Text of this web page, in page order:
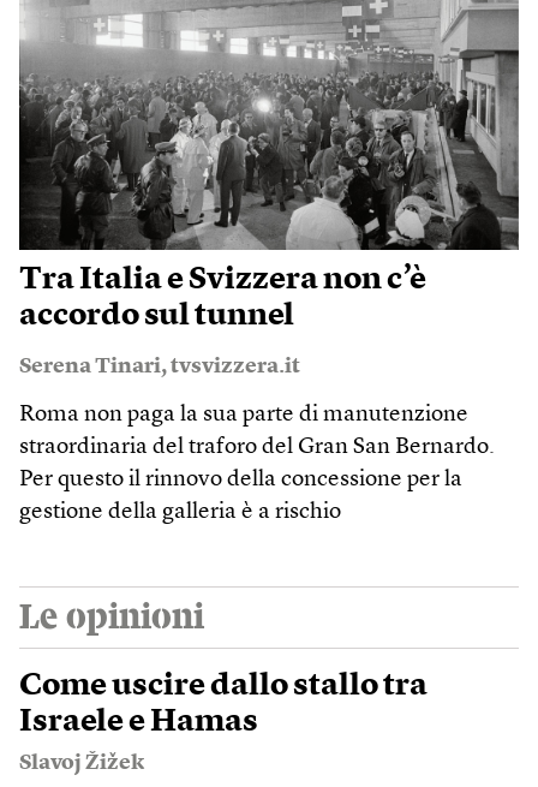
Tra Italia e Svizzera non c’è
accordo sul tunnel
Serena Tinari,tvsvizzera.it
Roma non paga la sua parte di manutenzione
straordinaria del traforo del Gran San Bernardo.
Per questo il rinnovo della concessione per la
gestione della galleria è a rischio
Le opinioni
Come uscire dallo stallo tra
Israele e Hamas
Slavoj Žižek